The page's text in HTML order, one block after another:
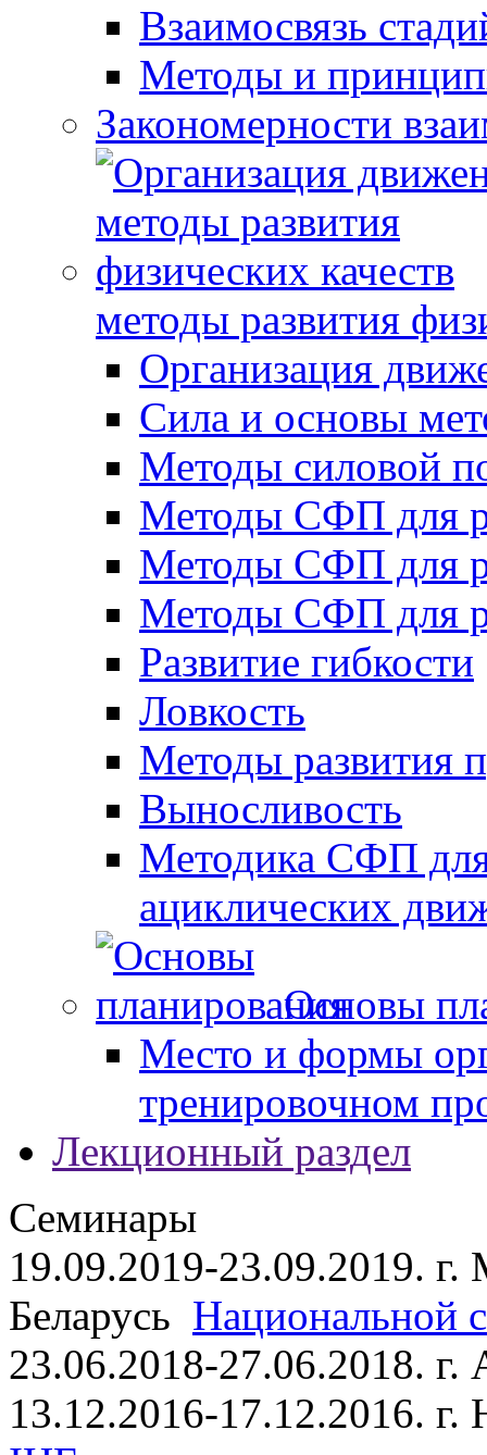
Взаимосвязь
Методы и
Закономерности
методы развития
Организация
Сила и основы
Методы силовой
Методы СФП для
Методы СФП для
Методы СФП для
Развитие гибкости
Ловкость
Методы развития
Выносливость
Методика СФП для
ациклических
Основы
Место и формы
тренировочном
Лекционный раздел
Семинары
19.09.2019-23.09.2019. г.
Беларусь Национальной
23.06.2018-27.06.2018.
13.12.2016-17.12.2016.